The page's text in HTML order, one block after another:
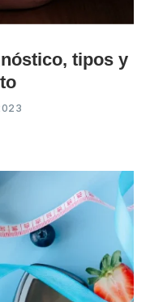
tipos y